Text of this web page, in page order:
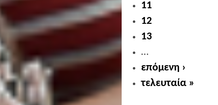
11
12
13
…
επόμενη ›
τελευταία »